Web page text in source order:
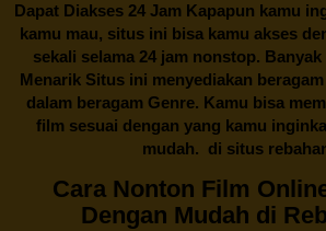
Dapat Diakses 24 Jam Kapapun kamu
kamu mau, situs ini bisa kamu akses
sekali selama 24 jam nonstop.
Menarik Situs ini menyediakan
dalam beragam Genre. Kamu bisa
film sesuai dengan yang kamu
mudah. di situs
Cara Nonton Film
Dengan Mudah di